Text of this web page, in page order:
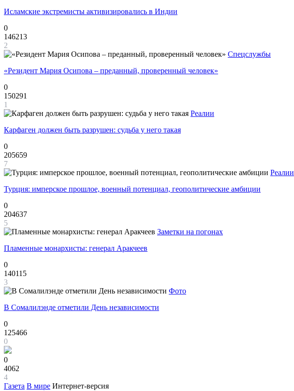
Исламские экстремисты активизировались в Индии
0
146213
2
Спецслужбы
«Резидент Мария Осипова – преданный, проверенный человек»
0
150291
1
Реалии
Карфаген должен быть разрушен: судьба у него такая
0
205659
7
Реалии
Турция: имперское прошлое, военный потенциал, геополитические амбиции
0
204637
5
Заметки на погонах
Пламенные монархисты: генерал Аракчеев
0
140115
3
Фото
В Сомалилэнде отметили День независимости
0
125466
0
0
4062
4
Газета В мире Интернет-версия